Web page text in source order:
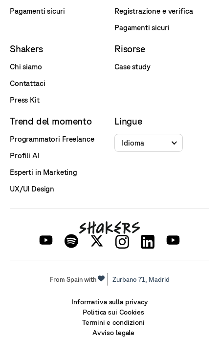
Pagamenti sicuri
Registrazione e verifica
Pagamenti sicuri
Shakers
Chi siamo
Contattaci
Press Kit
Risorse
Case study
Trend del momento
Programmatori Freelance
Profili AI
Esperti in Marketing
UX/UI Design
Lingue
Idioma
From Spain with Zurbano 71, Madrid
Informativa sulla privacy
Politica sui Cookies
Termini e condizioni
Avviso legale